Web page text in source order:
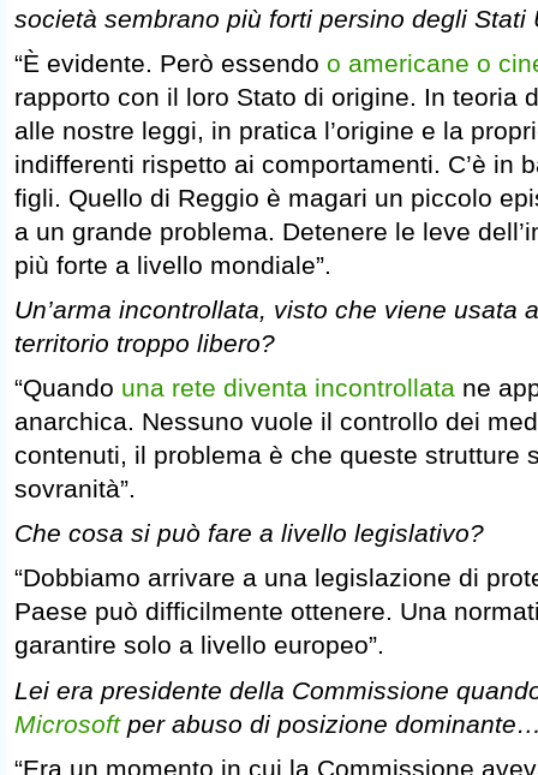
società sembrano più forti persino degli Stati
“È evidente. Però essendo o americane o
rapporto con il loro Stato di origine. In teoria
alle nostre leggi, in pratica l’origine e la
indifferenti rispetto ai comportamenti. C’è in
figli. Quello di Reggio è magari un piccolo
a un grande problema. Detenere le leve
più forte a livello mondiale”.
Un’arma incontrollata, visto che viene usata
territorio troppo libero?
“Quando una rete diventa incontrollata ne
anarchica. Nessuno vuole il controllo dei
contenuti, il problema è che queste strutture
sovranità”.
Che cosa si può fare a livello legislativo?
“Dobbiamo arrivare a una legislazione di
Paese può difficilmente ottenere. Una
garantire solo a livello europeo”.
Lei era presidente della Commissione
Microsoftper abuso di posizione
“Era un momento in cui la Commissione